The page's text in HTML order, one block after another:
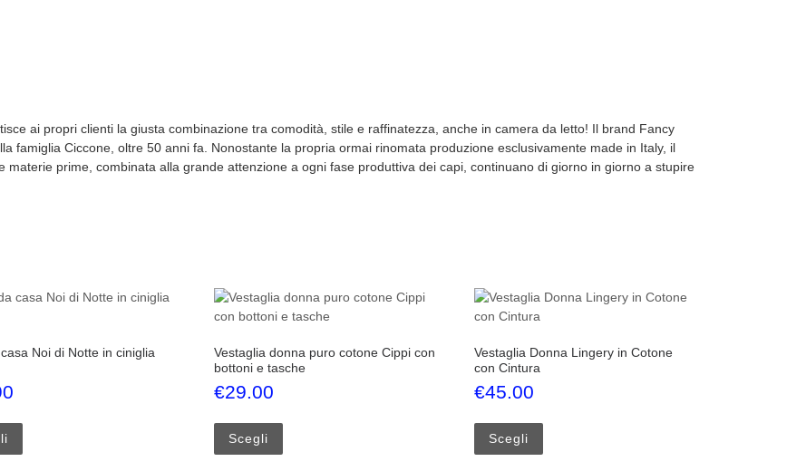
ai propri clienti la giusta combinazione tra comodità, stile e raffinatezza, anche in camera da letto! Il brand Fancy
famiglia Ciccone, oltre 50 anni fa. Nonostante la propria ormai rinomata produzione esclusivamente made in Italy, il
materie prime, combinata alla grande attenzione a ogni fase produttiva dei capi, continuano di giorno in giorno a stupire
Noi di Notte in ciniglia
Vestaglia donna puro cotone Cippi con
bottoni e tasche
€29.00
Scegli
Vestaglia Donna Lingery in Cotone
con Cintura
€45.00
Scegli